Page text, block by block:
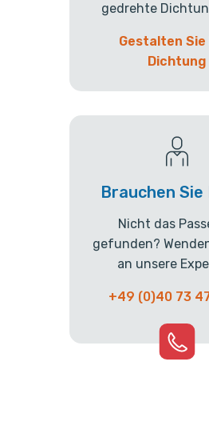
gedrehte
Gestalten Sie
Dichtung
Brauchen
Nicht das
gefunden?
an unsere
+49 (0)40 73